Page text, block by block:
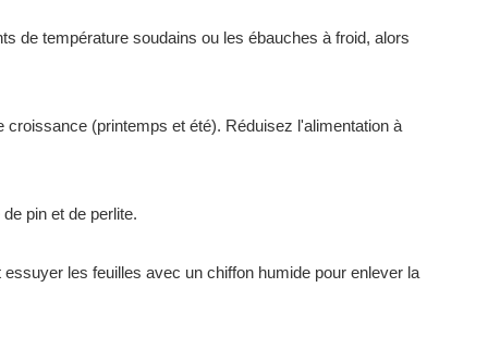
de température soudains ou les ébauches à froid, alors
(printemps et été). Réduisez l'alimentation à
pin et de perlite.
les feuilles avec un chiffon humide pour enlever la